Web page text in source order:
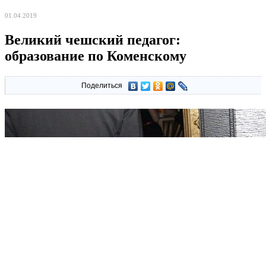
01.04.2019
Великий чешский педагог:
образование по Коменскому
Поделиться